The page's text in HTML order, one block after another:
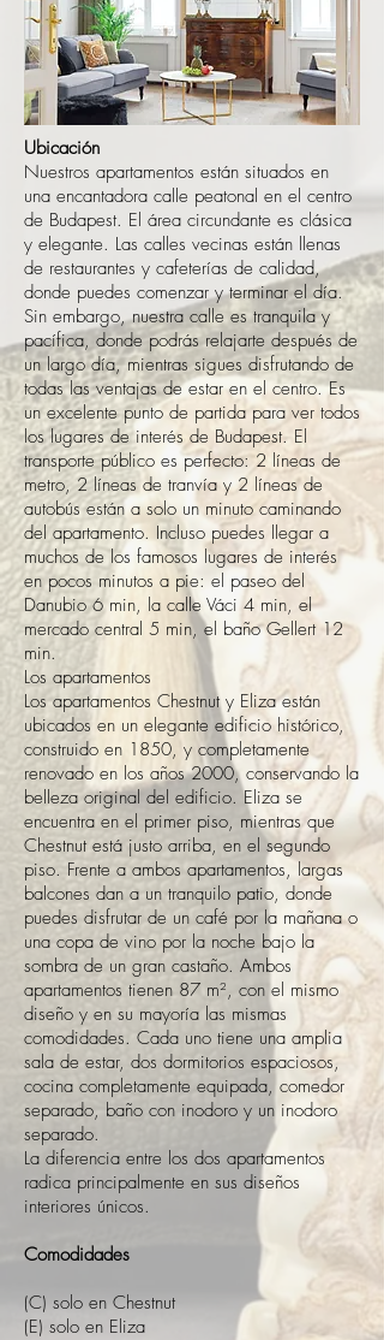
Ubicación
Nuestros apartamentos están situados en
una encantadora calle peatonal en el centro
de Budapest. El área circundante es clásica
y elegante. Las calles vecinas están llenas
de restaurantes y cafeterías de calidad,
donde puedes comenzar y terminar el día.
Sin embargo, nuestra calle es tranquila y
pacífica, donde podrás relajarte después de
un largo día, mientras sigues disfrutando de
todas las ventajas de estar en el centro. Es
un excelente punto de partida para ver todos
los lugares de interés de Budapest. El
transporte público es perfecto: 2 líneas de
metro, 2 líneas de tranvía y 2 líneas de
autobús están a solo un minuto caminando
del apartamento. Incluso puedes llegar a
muchos de los famosos lugares de interés
en pocos minutos a pie: el paseo del
Danubio 6 min, la calle Váci 4 min, el
mercado central 5 min, el baño Gellert 12
min.
Los apartamentos
Los apartamentos Chestnut y Eliza están
ubicados en un elegante edificio histórico,
construido en 1850, y completamente
renovado en los años 2000, conservando la
belleza original del edificio. Eliza se
encuentra en el primer piso, mientras que
Chestnut está justo arriba, en el segundo
piso. Frente a ambos apartamentos, largas
balcones dan a un tranquilo patio, donde
puedes disfrutar de un café por la mañana o
una copa de vino por la noche bajo la
sombra de un gran castaño. Ambos
apartamentos tienen 87 m², con el mismo
diseño y en su mayoría las mismas
comodidades. Cada uno tiene una amplia
sala de estar, dos dormitorios espaciosos,
cocina completamente equipada, comedor
separado, baño con inodoro y un inodoro
separado.
La diferencia entre los dos apartamentos
radica principalmente en sus diseños
interiores únicos.
Comodidades
(C) solo en Chestnut
(E) solo en Eliza